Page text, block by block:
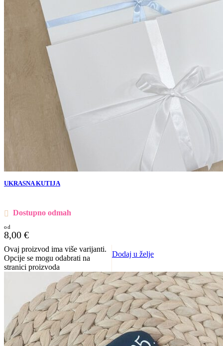
UKRASNA KUTIJA
Dostupno odmah
8,00 €
Ovaj proizvod ima više varijanti.
Opcije se mogu odabrati na
stranici proizvoda
Dodaj u želje